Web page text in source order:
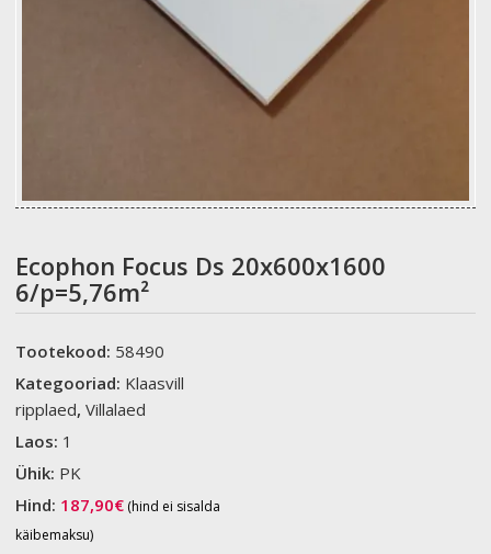
Ecophon Focus Ds 20x600x1600
6/p=5,76m²
Tootekood: 58490
Kategooriad: Klaasvill
ripplaed,Villalaed
Laos: 1
Ühik: PK
Hind: 187,90€ (hind ei sisalda
käibemaksu)